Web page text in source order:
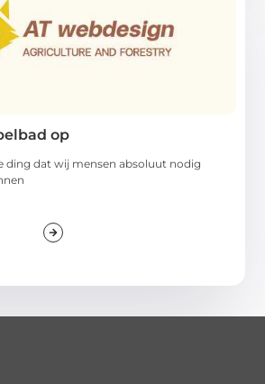
op
ding dat wij mensen absoluut nodig